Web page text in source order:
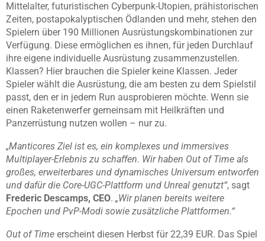
Mittelalter, futuristischen Cyberpunk-Utopien, prähistorischen
Zeiten, postapokalyptischen Ödlanden und mehr, stehen den
Spielern über 190 Millionen Ausrüstungskombinationen zur
Verfügung. Diese ermöglichen es ihnen, für jeden Durchlauf
ihre eigene individuelle Ausrüstung zusammenzustellen.
Klassen? Hier brauchen die Spieler keine Klassen. Jeder
Spieler wählt die Ausrüstung, die am besten zu dem Spielstil
passt, den er in jedem Run ausprobieren möchte. Wenn sie
einen Raketenwerfer gemeinsam mit Heilkräften und
Panzerrüstung nutzen wollen – nur zu.
„Manticores Ziel ist es, ein komplexes und immersives
Multiplayer-Erlebnis zu schaffen. Wir haben Out of Time als
großes, erweiterbares und dynamisches Universum entworfen
und dafür die Core-UGC-Plattform und Unreal genutzt“, sagt
Frederic Descamps, CEO. „Wir planen bereits weitere
Epochen und PvP-Modi sowie zusätzliche Plattformen.“
Out of Time erscheint diesen Herbst für 22,39 EUR. Das Spiel